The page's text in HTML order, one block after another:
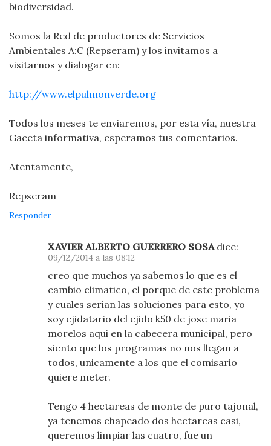
biodiversidad.
Somos la Red de productores de Servicios
Ambientales A:C (Repseram) y los invitamos a
visitarnos y dialogar en:
http://www.elpulmonverde.org
Todos los meses te enviaremos, por esta vía, nuestra
Gaceta informativa, esperamos tus comentarios.
Atentamente,
Repseram
Responder
XAVIER ALBERTO GUERRERO SOSA dice:
09/12/2014 a las 08:12
creo que muchos ya sabemos lo que es el
cambio climatico, el porque de este problema
y cuales serian las soluciones para esto, yo
soy ejidatario del ejido k50 de jose maria
morelos aqui en la cabecera municipal, pero
siento que los programas no nos llegan a
todos, unicamente a los que el comisario
quiere meter.
Tengo 4 hectareas de monte de puro tajonal,
ya tenemos chapeado dos hectareas casi,
queremos limpiar las cuatro, fue un